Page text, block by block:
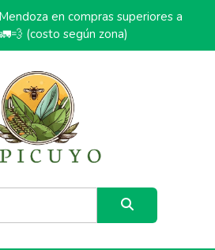
en compras superiores a
(costo según zona)